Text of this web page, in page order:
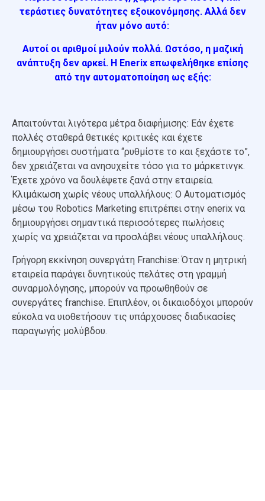
τεράστιες δυνατότητες εξοικονόμησης. Αλλά δεν
ήταν μόνο αυτό:
Αυτοί οι αριθμοί μιλούν πολλά. Ωστόσο, η μαζική
ανάπτυξη δεν αρκεί. Η Enerix επωφελήθηκε επίσης
από την αυτοματοποίηση ως εξής:
Απαιτούνται λιγότερα μέτρα διαφήμισης: Εάν έχετε
πολλές σταθερά θετικές κριτικές και έχετε
δημιουργήσει συστήματα “ρυθμίστε το και ξεχάστε το”,
δεν χρειάζεται να ανησυχείτε τόσο για το μάρκετινγκ.
Έχετε χρόνο να δουλέψετε ξανά στην εταιρεία.
Κλιμάκωση χωρίς νέους υπαλλήλους: Ο Αυτοματισμός
μέσω του Robotics Marketing επιτρέπει στην enerix να
δημιουργήσει σημαντικά περισσότερες πωλήσεις
χωρίς να χρειάζεται να προσλάβει νέους υπαλλήλους.
Γρήγορη εκκίνηση συνεργάτη Franchise: Όταν η μητρική
εταιρεία παράγει δυνητικούς πελάτες στη γραμμή
συναρμολόγησης, μπορούν να προωθηθούν σε
συνεργάτες franchise. Επιπλέον, οι δικαιοδόχοι μπορούν
εύκολα να υιοθετήσουν τις υπάρχουσες διαδικασίες
παραγωγής μολύβδου.